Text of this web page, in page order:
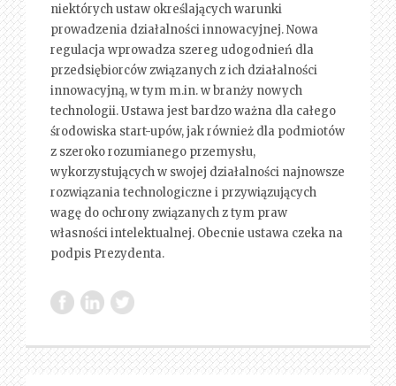
niektórych ustaw określających warunki
prowadzenia działalności innowacyjnej. Nowa
regulacja wprowadza szereg udogodnień dla
przedsiębiorców związanych z ich działalności
innowacyjną, w tym m.in. w branży nowych
technologii. Ustawa jest bardzo ważna dla całego
środowiska start-upów, jak również dla podmiotów
z szeroko rozumianego przemysłu,
wykorzystujących w swojej działalności najnowsze
rozwiązania technologiczne i przywiązujących
wagę do ochrony związanych z tym praw
własności intelektualnej. Obecnie ustawa czeka na
podpis Prezydenta.